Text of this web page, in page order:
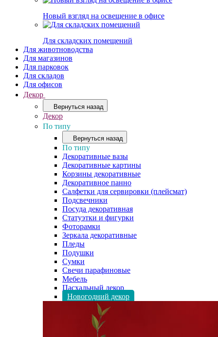
Новый взгляд на освещение в офисе
Для складских помещений
Для животноводства
Для магазинов
Для парковок
Для складов
Для офисов
Декор
Вернуться назад
Декор
По типу
Вернуться назад
По типу
Декоративные вазы
Декоративные картины
Корзины декоративные
Декоративное панно
Салфетки для сервировки (плейсмат)
Подсвечники
Посуда декоративная
Статуэтки и фигурки
Фоторамки
Зеркала декоративные
Пледы
Подушки
Сумки
Свечи парафиновые
Мебель
Пасхальный декор
Новогодний декор